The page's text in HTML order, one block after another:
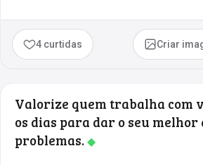
4 curtidas Criar
Valorize quem trabalha com
os dias para dar o seu melhor
problemas.◆